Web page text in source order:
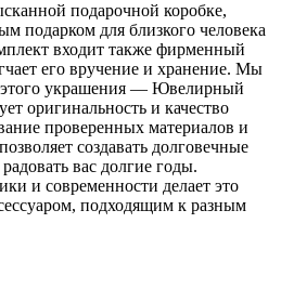
подарочной коробке,
подарком для близкого человека
входит также фирменный
его вручение и хранение. Мы
этого украшения — Ювелирный
оригинальность и качество
проверенных материалов и
создавать долговечные
вас долгие годы.
и современности делает это
подходящим к разным